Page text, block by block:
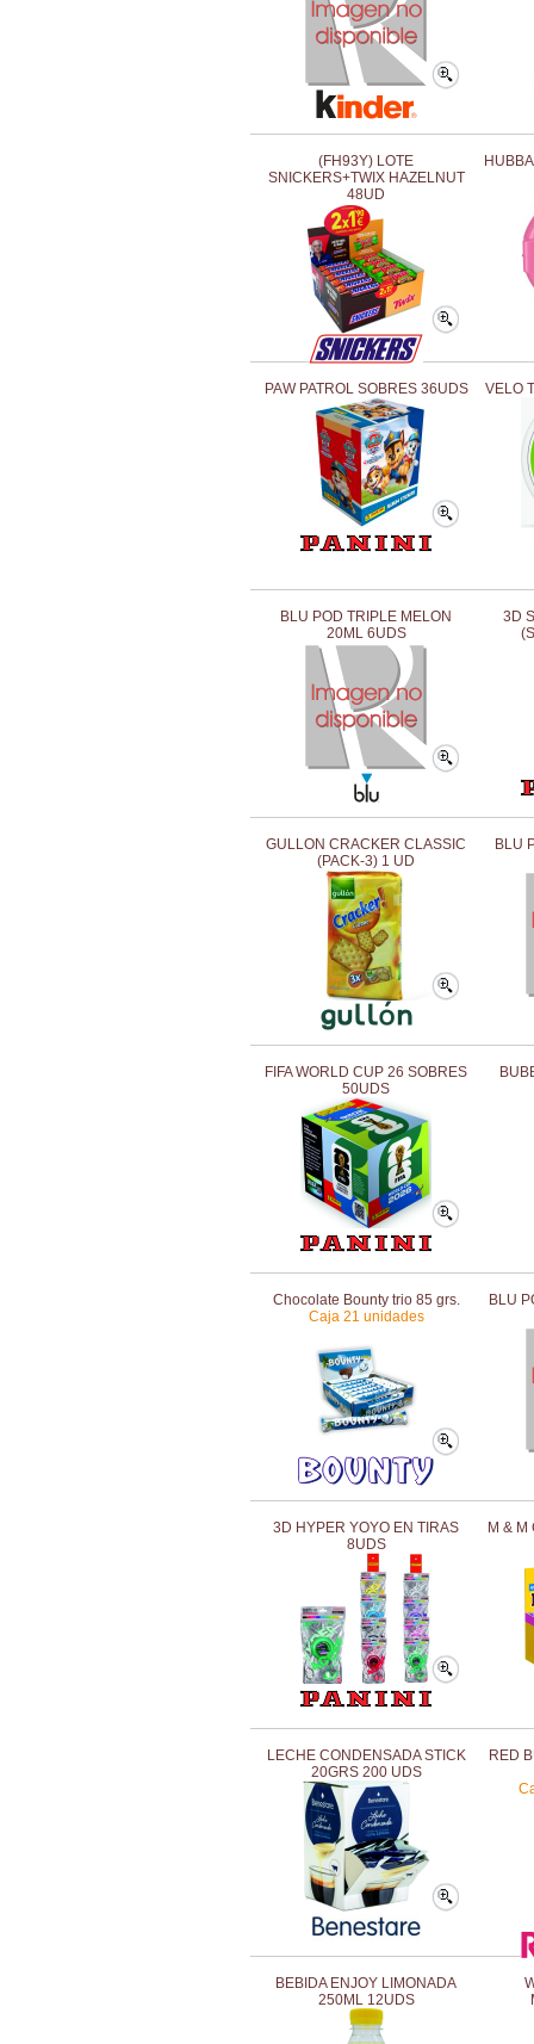
(FH93Y) LOTE
SNICKERS+TWIX HAZELNUT
48UD
PAW PATROL SOBRES 36UDS VELO
BLU POD TRIPLE MELON
20ML 6UDS
3D
GULLON CRACKER CLASSIC
(PACK-3) 1 UD
BLU
FIFA WORLD CUP 26 SOBRES
50UDS
Chocolate Bounty trio 85 grs.
Caja 21 unidades
BLU
3D HYPER YOYO EN TIRAS
8UDS
M & M
LECHE CONDENSADA STICK
20GRS 200 UDS
RED
BEBIDA ENJOY LIMONADA
250ML 12UDS